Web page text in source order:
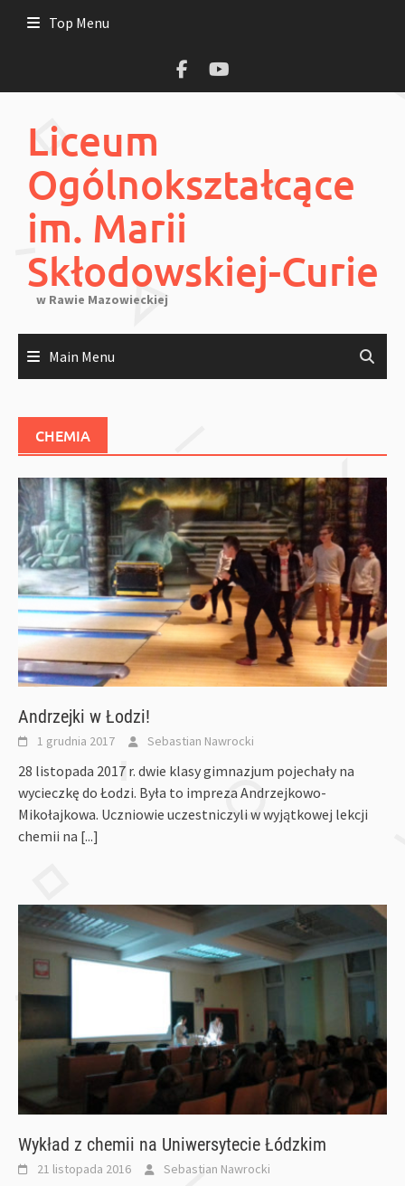
Top Menu
Liceum
Ogólnokształcące
im. Marii
Skłodowskiej-Curie
w Rawie Mazowieckiej
Main Menu
CHEMIA
Andrzejki w Łodzi!
1 grudnia 2017 Sebastian Nawrocki
28 listopada 2017 r. dwie klasy gimnazjum pojechały na
wycieczkę do Łodzi. Była to impreza Andrzejkowo-
Mikołajkowa. Uczniowie uczestniczyli w wyjątkowej lekcji
chemii na [...]
Wykład z chemii na Uniwersytecie Łódzkim
21 listopada 2016 Sebastian Nawrocki